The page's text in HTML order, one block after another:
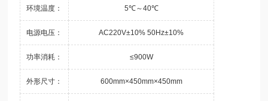
环境温度： 5℃～40℃
电源电压： AC220V±10% 50Hz±10%
功率消耗： ≤900W
外形尺寸： 600mm×450mm×450mm